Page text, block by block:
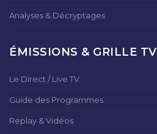
Analyses & Décryptages
ÉMISSIONS & GRILLE TV
Le Direct / Live TV
Guide des Programmes
Replay & Vidéos